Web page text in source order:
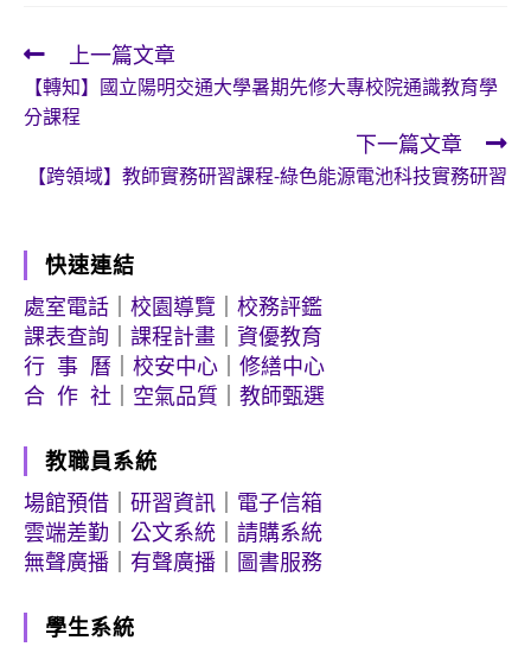
Read
more
articles
上一篇文章
【轉知】國立陽明交通大學暑期先修大專校院通識教育學
分課程
下一篇文章
【跨領域】教師實務研習課程-綠色能源電池科技實務研習
快速連結
處室電話
校園導覽
校務評鑑
課表查詢
課程計畫
資優教育
行 事 曆
校安中心
修繕中心
合 作 社
空氣品質 教師甄選
教職員系統
場館預借
研習資訊
電子信箱
雲端差勤
公文系統
請購系統
無聲廣播
有聲廣播 圖書服務
學生系統